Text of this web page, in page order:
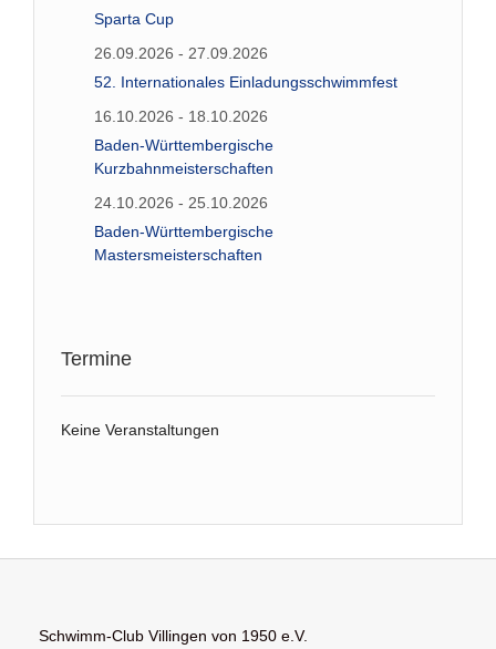
Sparta Cup
26.09.2026 - 27.09.2026
52. Internationales Einladungsschwimmfest
16.10.2026 - 18.10.2026
Baden-Württembergische
Kurzbahnmeisterschaften
24.10.2026 - 25.10.2026
Baden-Württembergische
Mastersmeisterschaften
Termine
Keine Veranstaltungen
Schwimm-Club Villingen von 1950 e.V.